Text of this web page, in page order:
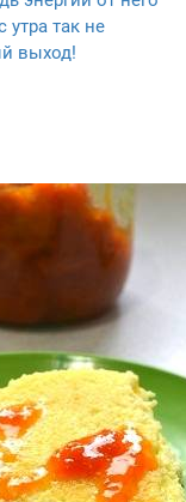
так не
выход!